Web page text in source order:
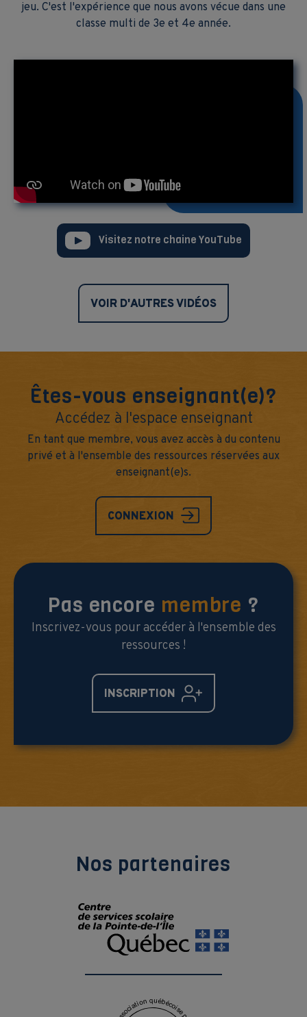
Visitez notre chaine YouTube
jeu. C'est l'expérience que nous avons vécue dans une
classe multi de 3e et 4e année.
VOIR D'AUTRES VIDÉOS
Êtes-vous enseignant(e)?
Accédez à l'espace enseignant
En tant que membre, vous avez accès à du contenu
privé et à l'ensemble des ressources réservées aux
enseignant(e)s.
CONNEXION
Pas encore membre ?
Inscrivez-vous pour accéder à l'ensemble des
ressources !
INSCRIPTION
Nos partenaires